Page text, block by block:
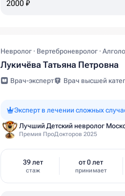
2000 ₽
Невролог · Вертеброневролог ·
Лукичёва Татьяна Петровна
Врач-эксперт Врач высшей
Эксперт в лечении сложных
Лучший Детский невролог
Премия ПроДокторов 2025
39 лет
стаж
от 0 лет
принимает